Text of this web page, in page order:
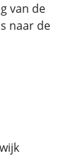
van de
naar de